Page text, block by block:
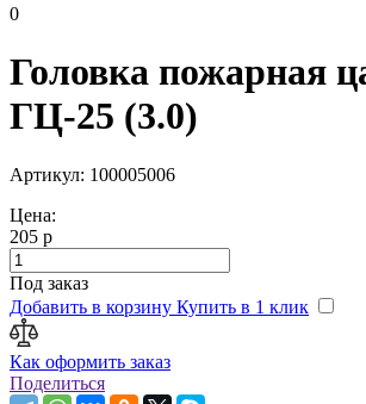
0
Головка пожарная
ГЦ-25 (3.0)
Артикул: 100005006
Цена:
205 р
Под заказ
Добавить в корзину Купить в 1 клик
Как оформить заказ
Поделиться